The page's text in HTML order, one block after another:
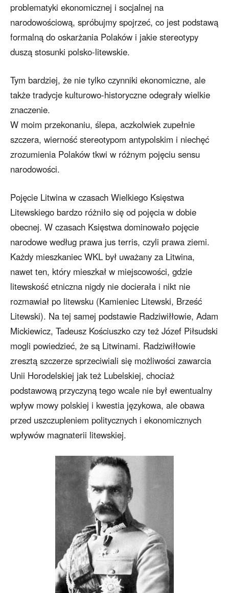
problematyki ekonomicznej i socjalnej na
narodowościową, spróbujmy spojrzeć, co jest podstawą
formalną do oskarżania Polaków i jakie stereotypy
duszą stosunki polsko-litewskie.
Tym bardziej, że nie tylko czynniki ekonomiczne, ale
także tradycje kulturowo-historyczne odegrały wielkie
znaczenie.
W moim przekonaniu, ślepa, aczkolwiek zupełnie
szczera, wierność stereotypom antypolskim i niechęć
zrozumienia Polaków tkwi w różnym pojęciu sensu
narodowości.
Pojęcie Litwina w czasach Wielkiego Księstwa
Litewskiego bardzo różniło się od pojęcia w dobie
obecnej. W czasach Księstwa dominowało pojęcie
narodowe według prawa jus terris, czyli prawa ziemi.
Każdy mieszkaniec WKL był uważany za Litwina,
nawet ten, który mieszkał w miejscowości, gdzie
litewskość etniczna nigdy nie docierała i nikt nie
rozmawiał po litewsku (Kamieniec Litewski, Brześć
Litewski). Na tej samej podstawie Radziwiłłowie, Adam
Mickiewicz, Tadeusz Kościuszko czy też Józef Piłsudski
mogli powiedzieć, że są Litwinami. Radziwiłłowie
zresztą szczerze sprzeciwiali się możliwości zawarcia
Unii Horodelskiej jak też Lubelskiej, chociaż
podstawową przyczyną tego wcale nie był ewentualny
wpływ mowy polskiej i kwestia językowa, ale obawa
przed uszczupleniem politycznych i ekonomicznych
wpływów magnaterii litewskiej.